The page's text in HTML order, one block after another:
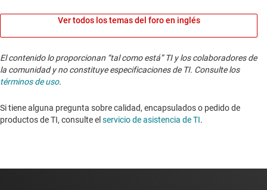
Ver todos los temas del foro en inglés
El contenido lo proporcionan “tal como está” TI y los colaboradores de
la comunidad y no constituye especificaciones de TI. Consulte los
términos de uso.
Si tiene alguna pregunta sobre calidad, encapsulados o pedido de
productos de TI, consulte el servicio de asistencia de TI. ​​​​​​​​​​​​​​